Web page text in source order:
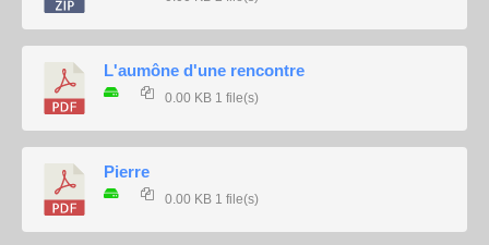
L'aumône d'une rencontre
0.00 KB 1 file(s)
Pierre
0.00 KB 1 file(s)